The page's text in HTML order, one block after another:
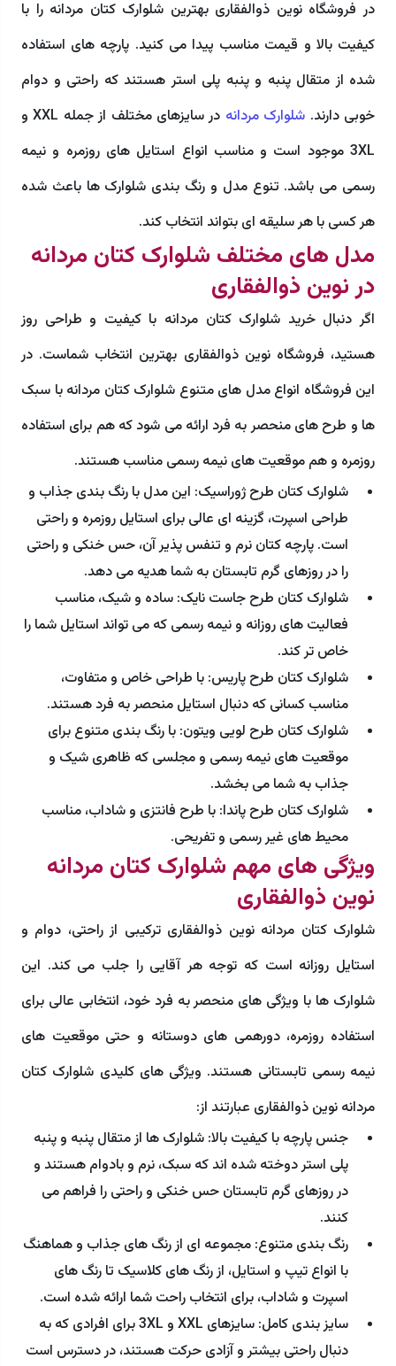
در فروشگاه نوین ذوالفقاری بهترین شلوارک کتان مردانه را با
کیفیت بالا و قیمت مناسب پیدا می کنید. پارچه های استفاده
شده از متقال پنبه و پنبه پلی استر هستند که راحتی و دوام
خوبی دارند. شلوارک مردانه
در سایزهای مختلف از جمله XXL و
3XL موجود است و مناسب انواع استایل های روزمره و نیمه
رسمی می باشد. تنوع مدل و رنگ بندی شلوارک ها باعث شده
هر کسی با هر سلیقه ای بتواند انتخاب کند.
مدل های مختلف شلوارک کتان مردانه
در نوین ذوالفقاری
اگر دنبال خرید شلوارک کتان مردانه با کیفیت و طراحی روز
هستید، فروشگاه نوین ذوالفقاری بهترین انتخاب شماست. در
این فروشگاه انواع مدل های متنوع شلوارک کتان مردانه با سبک
ها و طرح های منحصر به فرد ارائه می شود که هم برای استفاده
روزمره و هم موقعیت های نیمه رسمی مناسب هستند.
شلوارک کتان طرح ژوراسیک: این مدل با رنگ بندی جذاب و
طراحی اسپرت، گزینه ای عالی برای استایل روزمره و راحتی
است. پارچه کتان نرم و تنفس پذیر آن، حس خنکی و راحتی
را در روزهای گرم تابستان به شما هدیه می دهد.
شلوارک کتان طرح جاست نایک: ساده و شیک، مناسب
فعالیت های روزانه و نیمه رسمی که می تواند استایل شما را
خاص تر کند.
شلوارک کتان طرح پاریس: با طراحی خاص و متفاوت،
مناسب کسانی که دنبال استایل منحصر به فرد هستند.
شلوارک کتان طرح لویی ویتون: با رنگ بندی متنوع برای
موقعیت های نیمه رسمی و مجلسی که ظاهری شیک و
جذاب به شما می بخشد.
شلوارک کتان طرح پاندا: با طرح فانتزی و شاداب، مناسب
محیط های غیر رسمی و تفریحی.
ویژگی های مهم شلوارک کتان مردانه
نوین ذوالفقاری
شلوارک کتان مردانه نوین ذوالفقاری ترکیبی از راحتی، دوام و
استایل روزانه است که توجه هر آقایی را جلب می کند. این
شلوارک ها با ویژگی های منحصر به فرد خود، انتخابی عالی برای
استفاده روزمره، دورهمی های دوستانه و حتی موقعیت های
نیمه رسمی تابستانی هستند. ویژگی های کلیدی شلوارک کتان
مردانه نوین ذوالفقاری عبارتند از:
جنس پارچه با کیفیت بالا: شلوارک ها از متقال پنبه و پنبه
پلی استر دوخته شده اند که سبک، نرم و بادوام هستند و
در روزهای گرم تابستان حس خنکی و راحتی را فراهم می
کنند.
رنگ بندی متنوع: مجموعه ای از رنگ های جذاب و هماهنگ
با انواع تیپ و استایل، از رنگ های کلاسیک تا رنگ های
اسپرت و شاداب، برای انتخاب راحت شما ارائه شده است.
سایز بندی کامل: سایزهای XXL و 3XL برای افرادی که به
دنبال راحتی بیشتر و آزادی حرکت هستند، در دسترس است